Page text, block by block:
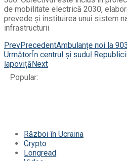
de mobilitate electrică 2030,
prevede și instituirea unui sistem
infrastructurii
PrevPrecedentAmbulanțe noi la 903
Următor În centrul și sudul
lapoviță Next
Popular:
Război în Ucraina
Crypto
Longread